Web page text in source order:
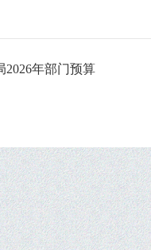
2026年部门预算